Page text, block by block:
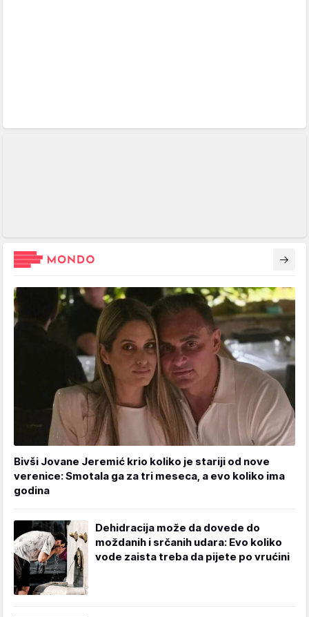
Bivši Jovane Jeremić krio koliko je stariji od nove
verenice: Smotala ga za tri meseca, a evo koliko ima
godina
Dehidracija može da dovede do
moždanih i srčanih udara: Evo koliko
vode zaista treba da pijete po vrućini